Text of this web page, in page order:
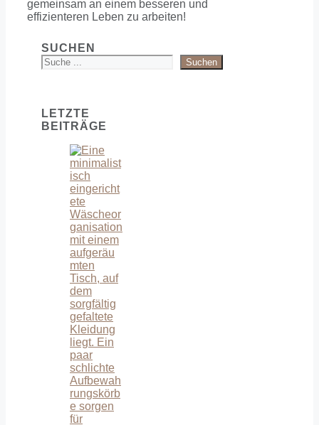
gemeinsam an einem besseren und
effizienteren Leben zu arbeiten!
SUCHEN
Suchen
LETZTE
BEITRÄGE